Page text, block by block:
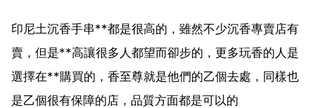
印尼土沉香手串**都是很高的，雖然不少沉香專賣店有
賣，但是**高讓很多人都望而卻步的，更多玩香的人是
選擇在**購買的，香至尊就是他們的乙個去處，同樣也
是乙個很有保障的店，品質方面都是可以的